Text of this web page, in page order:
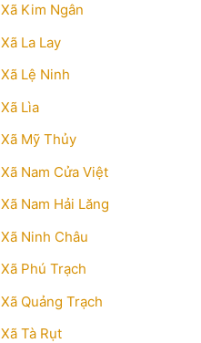
Xã Kim Ngân
Xã La Lay
Xã Lệ Ninh
Xã Lìa
Xã Mỹ Thủy
Xã Nam Cửa Việt
Xã Nam Hải Lăng
Xã Ninh Châu
Xã Phú Trạch
Xã Quảng Trạch
Xã Tà Rụt